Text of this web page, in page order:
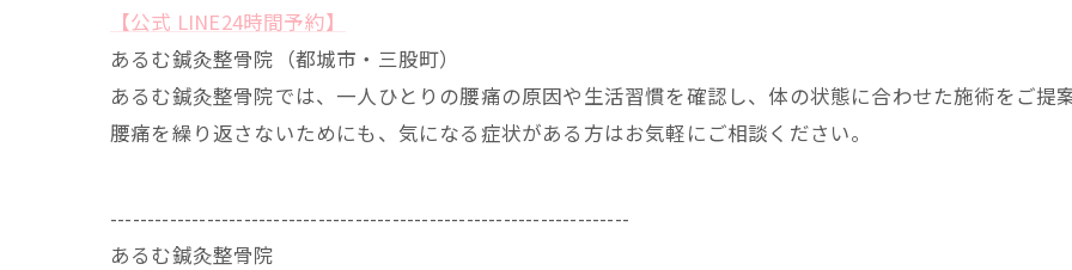
【公式 LINE24時間予約】
あるむ鍼灸整骨院（都城市・三股町）
あるむ鍼灸整骨院では、一人ひとりの腰痛の原因や生活習慣を確認し、体の状態に合わせた施術をご提
腰痛を繰り返さないためにも、気になる症状がある方はお気軽にご相談ください。
----------------------------------------------------------------------
あるむ鍼灸整骨院